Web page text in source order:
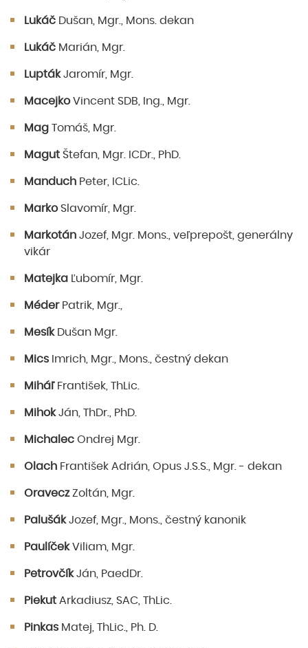
Lukáč Dušan, Mgr., Mons. dekan
Lukáč Marián, Mgr.
LuptákJaromír, Mgr.
MacejkoVincent SDB, Ing., Mgr.
Mag Tomáš, Mgr.
Magut Štefan, Mgr. ICDr., PhD.
Manduch Peter, ICLic.
MarkoSlavomír, Mgr.
Markotán Jozef, Mgr. Mons., veľprepošt, generálny
vikár
Matejka Ľubomír, Mgr.
MéderPatrik, Mgr.,
MesíkDušan Mgr.
Mics Imrich, Mgr., Mons., čestný dekan
MiháľFrantišek, ThLic.
MihokJán, ThDr., PhD.
Michalec Ondrej Mgr.
Olach František Adrián, Opus J.S.S., Mgr. - dekan
OraveczZoltán, Mgr.
PalušákJozef, Mgr., Mons., čestný kanonik
PaulíčekViliam, Mgr.
PetrovčíkJán, PaedDr.
Piekut Arkadiusz, SAC, ThLic.
Pinkas Matej, ThLic., Ph. D.